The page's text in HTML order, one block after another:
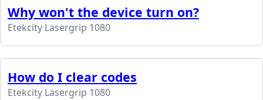
Why won't the device turn on?
Etekcity Lasergrip 1080
How do I clear codes
Etekcity Lasergrip 1080